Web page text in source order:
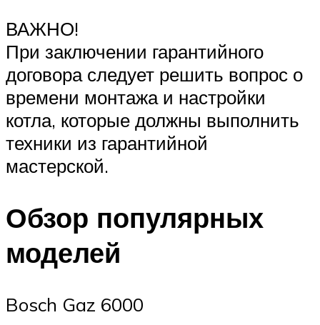
ВАЖНО!
При заключении гарантийного
договора следует решить вопрос о
времени монтажа и настройки
котла, которые должны выполнить
техники из гарантийной
мастерской.
Обзор популярных
моделей
Bosch Gaz 6000